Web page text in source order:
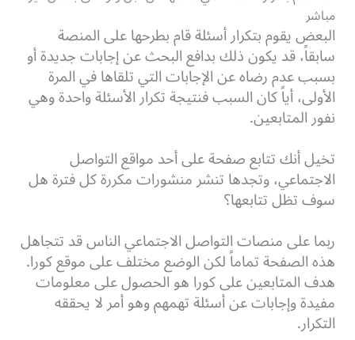
مباشر
البعض يقوم بتكرار أسئلة قام بطرحها على المنصة
سابقاً، قد يكون ذلك بدافع البحث عن إجابات جديدة أو
بسبب عدم رضاه عن الإجابات التي تلقاها في المرة
الأولى، أياً كان السبب فنتيجة تكرار الأسئلة واحدة وهي
نفور المتابعين.
تخيل أنك تتابع صفحة على أحد مواقع التواصل
الاجتماعي، وتجدها تنشر منشورات مكررة كل فترة هل
سوف تظل تتابعها؟
ربما على منصات التواصل الاجتماعي الناس قد تتجاهل
هذه الصفحة تماماً لكن الوضع مختلف على موقع كورا.
هدف المتابعين على كورا هو الحصول على معلومات
مفيدة وإجابات عن أسئلة تهمهم وهو أمر لا يحققه
التكرار.